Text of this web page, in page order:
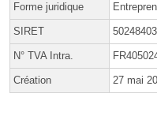
Forme juridique
SIRET
N° TVA Intra.
Création 27 mai